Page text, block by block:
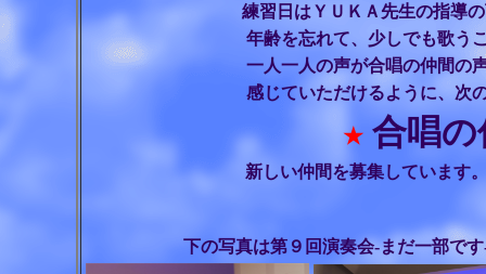
練習日はＹＵＫＡ先生の指導の下、１
年齢を忘れて、少しでも歌う
一人一人の声が合唱の仲間の
感じていただけるように、次
★合唱の
新しい仲間を募集していま
下の写真は第９回演奏会-まだ一部で